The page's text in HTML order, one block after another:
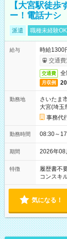
【大宮駅徒
ー！電話ナシ
派遣 職種未経験OK
給与
時給1300
交通費
交通費
月収例
勤務地
さいたま
大宮(埼玉
事務代
勤務時間 08:30～
期間 2026年
特徴 履歴書不
コンスキ
気になる！